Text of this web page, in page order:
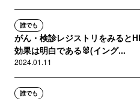
誰でも
がん・検診レジストリをみると
効果は明白である🐰(イング...
2024.01.11
誰でも